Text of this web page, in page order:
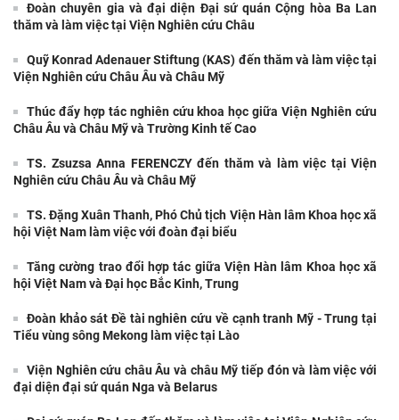
Đoàn chuyên gia và đại diện Đại sứ quán Cộng hòa Ba Lan
thăm và làm việc tại Viện Nghiên cứu Châu
Quỹ Konrad Adenauer Stiftung (KAS) đến thăm và làm việc tại
Viện Nghiên cứu Châu Âu và Châu Mỹ
Thúc đẩy hợp tác nghiên cứu khoa học giữa Viện Nghiên cứu
Châu Âu và Châu Mỹ và Trường Kinh tế Cao
TS. Zsuzsa Anna FERENCZY đến thăm và làm việc tại Viện
Nghiên cứu Châu Âu và Châu Mỹ
TS. Đặng Xuân Thanh, Phó Chủ tịch Viện Hàn lâm Khoa học xã
hội Việt Nam làm việc với đoàn đại biểu
Tăng cường trao đổi hợp tác giữa Viện Hàn lâm Khoa học xã
hội Việt Nam và Đại học Bắc Kinh, Trung
Đoàn khảo sát Đề tài nghiên cứu về cạnh tranh Mỹ - Trung tại
Tiểu vùng sông Mekong làm việc tại Lào
Viện Nghiên cứu châu Âu và châu Mỹ tiếp đón và làm việc với
đại diện đại sứ quán Nga và Belarus